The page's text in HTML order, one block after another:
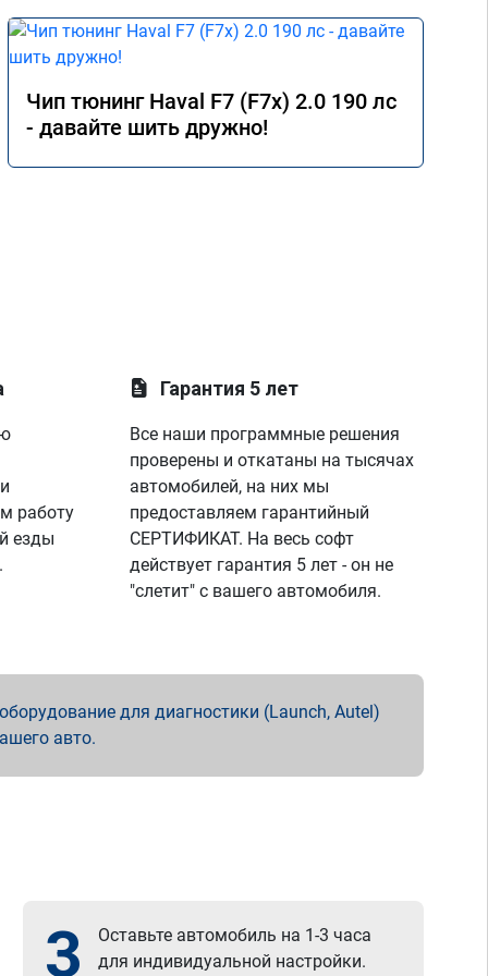
Чип тюнинг Haval F7 (F7x) 2.0 190 лс
- давайте шить дружно!
работу
езды
Гарантия 5 лет
Все наши программные решения
проверены и откатаны на тысячах
автомобилей, на них мы
предоставляем гарантийный
СЕРТИФИКАТ. На весь софт
действует гарантия 5 лет - он не
"слетит" с вашего автомобиля.
для диагностики (Launch, Autel)
авто.
3
Оставьте автомобиль на 1-3 часа
для индивидуальной настройки.